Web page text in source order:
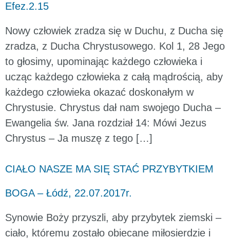
Efez.2.15
Nowy człowiek zradza się w Duchu, z Ducha się
zradza, z Ducha Chrystusowego. Kol 1, 28 Jego
to głosimy, upominając każdego człowieka i
ucząc każdego człowieka z całą mądrością, aby
każdego człowieka okazać doskonałym w
Chrystusie. Chrystus dał nam swojego Ducha –
Ewangelia św. Jana rozdział 14: Mówi Jezus
Chrystus – Ja muszę z tego […]
CIAŁO NASZE MA SIĘ STAĆ PRZYBYTKIEM
BOGA – Łódź, 22.07.2017r.
Synowie Boży przyszli, aby przybytek ziemski –
ciało, któremu zostało obiecane miłosierdzie i